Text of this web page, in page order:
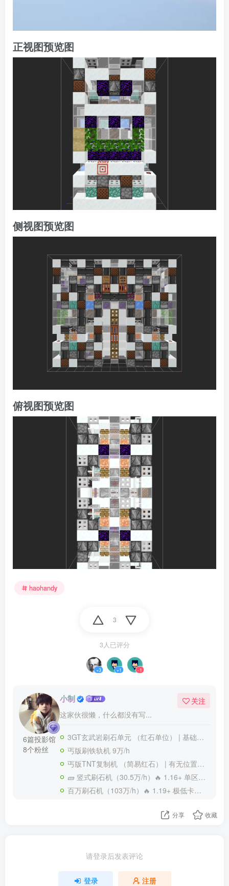
正视图预览图
侧视图预览图
俯视图预览图
haohandy
3
3人已评分
+3 +1 -1
6篇投影馆
8个粉丝
小制
这家伙很懒，什么都没有写...
关注
3GT玄武岩刷石单元 （红石单位） | 基础构架参考自QQDT
丐版刷铁轨机 9万/h
丐版TNT复制机 （简易红石） | 有无位置性待测
🧱 竖式刷石机（30.5万/h）🔥 1.16+ 单区块高效 | 无粉版/无黏版
百万刷石机（103万/h）🔥 1.19+ 极低卡顿 ⛏️ 纯生存可用 | 无粉/无轨/抗卸载
分享 收藏
请登录后发表评论
登录 注册